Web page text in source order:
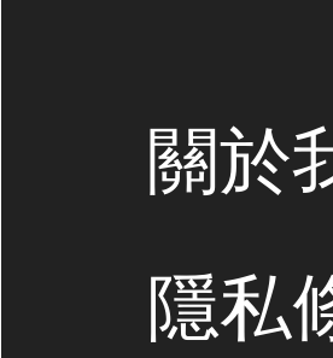
關於
隱私